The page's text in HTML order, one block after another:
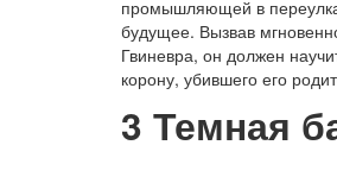
промышляющей в
будущее. Вызвав
Гвиневра, он должен
корону, убившего его
3 Темная